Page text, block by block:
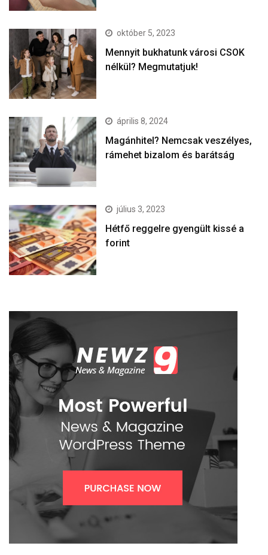
október 5, 2023
Mennyit bukhatunk városi CSOK
nélkül? Megmutatjuk!
április 8, 2024
Magánhitel? Nemcsak veszélyes,
rámehet bizalom és barátság
július 3, 2023
Hétfő reggelre gyengült kissé a
forint